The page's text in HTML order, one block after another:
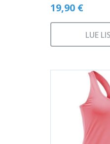
19,90 €
LUE